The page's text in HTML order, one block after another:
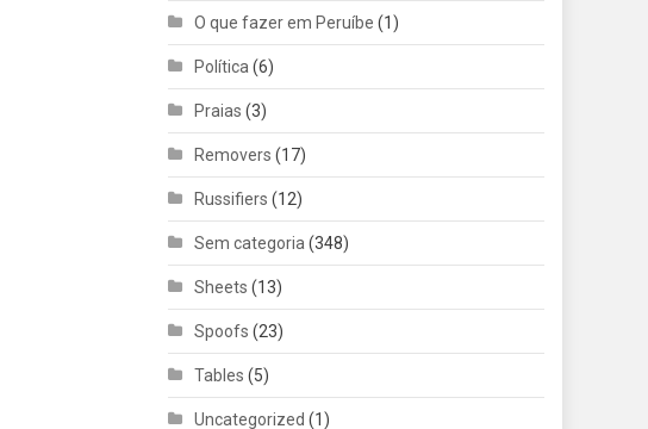
O que fazer em Peruíbe (1)
Política (6)
Praias (3)
Removers (17)
Russifiers (12)
Sem categoria (348)
Sheets (13)
Spoofs (23)
Tables (5)
Uncategorized (1)